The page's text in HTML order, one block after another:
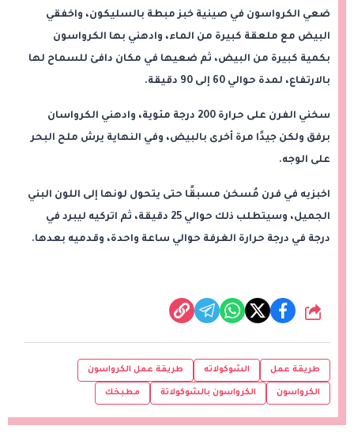
ضعي الكرواسون في صينية خبز مبطة بالسليكون، واخفقي
البيض مع ملعقة كبيرة من الماء، وادهني بها الكرواسون
بكمية كبيرة من البيض، ثم ضعيها في مكان دافئ للسماح لها
بالارتفاع، لمدة حوالي 60 إلى 90 دقيقة.
سخني الفرن على حرارة 200 درجة مئوية، وادهني الكرواسان
برفق ولكن جيدًا مرة أخرى بالبيض، وفي النهاية يرش ملح البحر
على الوجه.
اخبزيه في فرن مُسخن مسبقًا حتى يتحول لونها إلى اللون البني
الجميل، وسيتطلب ذلك حوالي 25 دقيقة، ثم اتركيه ليبرد في
درجة في درجة حرارة الغرفة حوالي ساعة واحدة، وقدميه بعدها.
شارك
طريقة عمل الشوكولاته طريقة عمل الكرواسون
الكرواسون الكرواسون بالشوكولاتة مطبخك